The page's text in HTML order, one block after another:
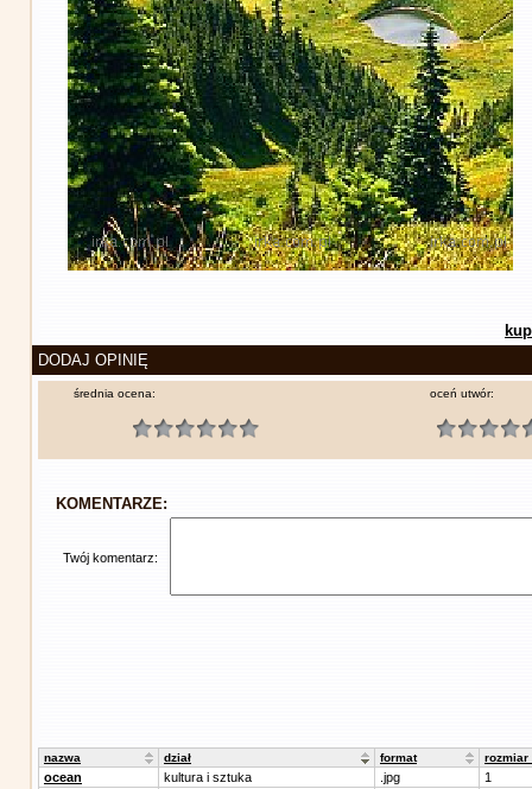
DODAJ OPINIĘ
średnia ocena: oceń utwór:
KOMENTARZE:
Twój komentarz:
nazwa dział format rozmiar
ocean kultura i sztuka .jpg
1